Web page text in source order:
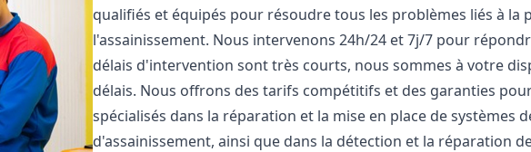
qualifiés et équipés pour résoudre tous les problèmes liés à la
l'assainissement. Nous intervenons 24h/24 et 7j/7 pour
délais d'intervention sont très courts, nous sommes à votre
délais. Nous offrons des tarifs compétitifs et des garanties
spécialisés dans la réparation et la mise en place de systèmes
d'assainissement, ainsi que dans la détection et la réparation